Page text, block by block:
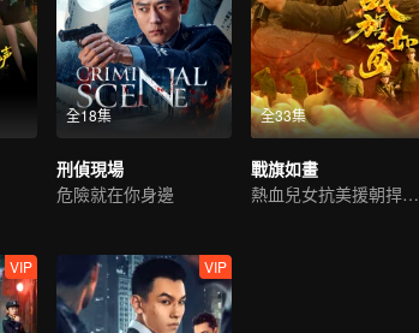
全18集
刑偵現場
危險就在你身邊
全33集
戰旗如畫
熱血兒女抗美援朝捍衛祖國
VIP VIP